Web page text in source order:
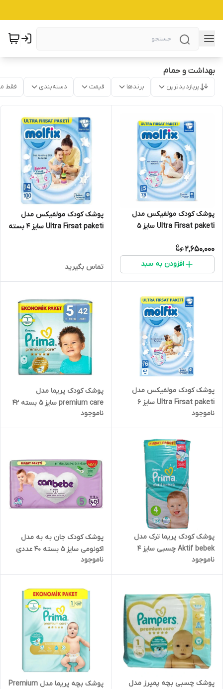
بهداشت و حمام
پربازدیدترین برندها قیمت دسته‌بندی فقط
پوشک کودک مولفیکس مدل
Ultra Firsat paketi سایز 5
2,650,000
افزودن به سبد
پوشک کودک مولفیکس مدل
Ultra Firsat paketi سایز 4 بسته
تماس بگیرید
پوشک کودک مولفیکس مدل
Ultra Firsat paketi سایز 6
بسته 62 عددی
ناموجود
پوشک کودک پریما مدل
premium care سایز 5 بسته 42
عددی
ناموجود
پوشک کودک پریما ترک مدل
Aktif bebek چسبی سایز 4
بسته 54 عددی
ناموجود
پوشک کودک جان به به مدل
اکونومی سایز ۵ بسته ۴۰ عددی
ناموجود
پوشک چسبی بچه پمپرز مدل
پوشک بچه پریما مدل Premium